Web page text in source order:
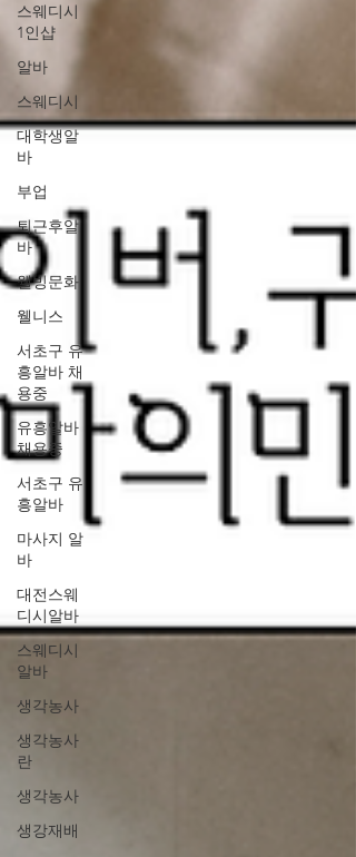
스웨디시
1인샵
알바
스웨디시
대학생알
바
부업
퇴근후알
바
웰빙문화
웰니스
서초구 유
흥알바 채
용중
유흥알바
채용중
서초구 유
흥알바
마사지 알
바
대전스웨
디시알바
스웨디시
알바
생각농사
생각농사
란
생각농사
생강재배